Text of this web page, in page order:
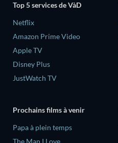
Top 5 services de VàD
Netflix
Amazon Prime Video
Apple TV
Disney Plus
JustWatch TV
Prochains films à venir
‎Papa à plein temps
The Man I Love